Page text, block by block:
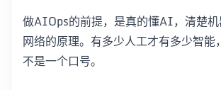
做AIOps的前提，是真的懂AI，清楚
网络的原理。有多少人工才有多少智
不是一个口号。